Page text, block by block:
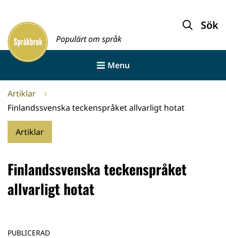
innehållet
Framsida
Populärt om språk
Sök
Menu
Artiklar
Finlandssvenska teckenspråket allvarligt hotat
Artiklar
Finlandssvenska teckenspråket
allvarligt hotat
PUBLICERAD